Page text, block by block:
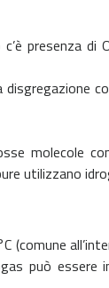
presenza
molecole
utilizzano
può essere